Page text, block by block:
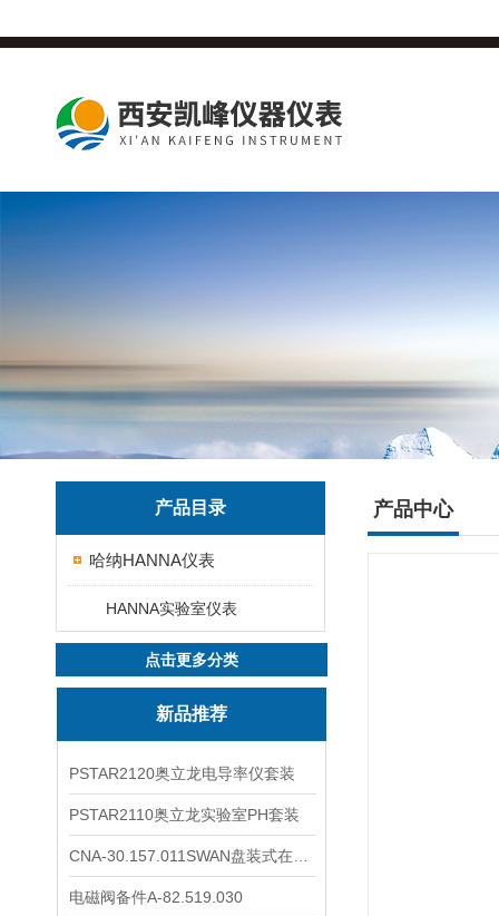
产品目录
哈纳HANNA仪表
HANNA实验室仪表
点击更多分类
新品推荐
PSTAR2120奥立龙电导率仪套装
PSTAR2110奥立龙实验室PH套装
电磁阀备件A-82.519.030
产品中心